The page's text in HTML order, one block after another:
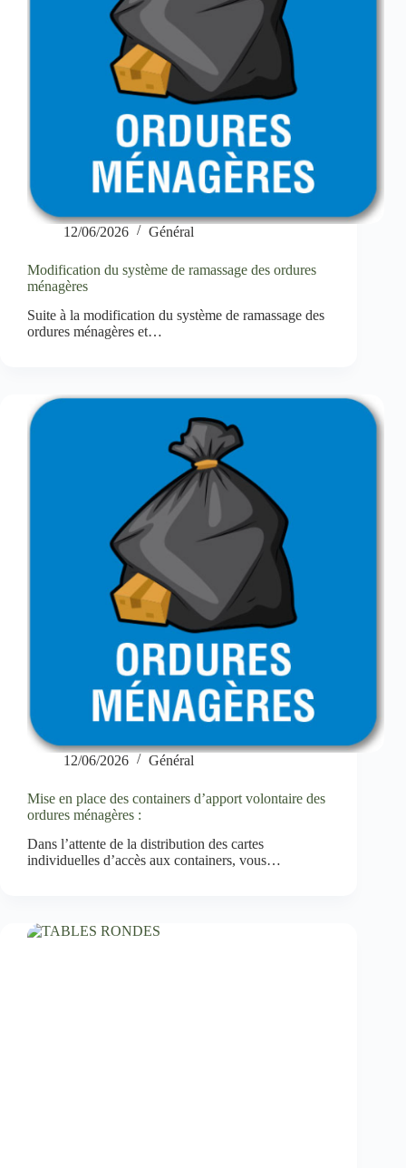
12/06/2026 Général
Modification du système de ramassage des ordures
ménagères
Suite à la modification du système de ramassage des
ordures ménagères et…
12/06/2026 Général
Mise en place des containers d’apport volontaire des
ordures ménagères :
Dans l’attente de la distribution des cartes
individuelles d’accès aux containers, vous…